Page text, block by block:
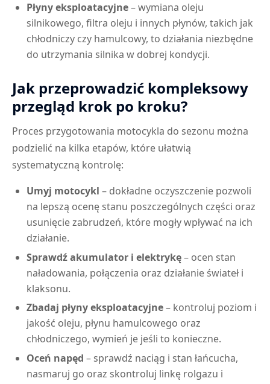
Płyny eksploatacyjne– wymiana oleju
silnikowego, filtra oleju i innych płynów, takich jak
chłodniczy czy hamulcowy, to działania niezbędne
do utrzymania silnika w dobrej kondycji.
Jak przeprowadzić kompleksowy
przegląd krok po kroku?
Proces przygotowania motocykla do sezonu można
podzielić na kilka etapów, które ułatwią
systematyczną kontrolę:
Umyj motocykl – dokładne oczyszczenie pozwoli
na lepszą ocenę stanu poszczególnych części oraz
usunięcie zabrudzeń, które mogły wpływać na ich
działanie.
Sprawdź akumulator i elektrykę– ocen stan
naładowania, połączenia oraz działanie świateł i
klaksonu.
Zbadaj płyny eksploatacyjne– kontroluj poziom i
jakość oleju, płynu hamulcowego oraz
chłodniczego, wymień je jeśli to konieczne.
Oceń napęd – sprawdź naciąg i stan łańcucha,
nasmaruj go oraz skontroluj linkę rolgazu i